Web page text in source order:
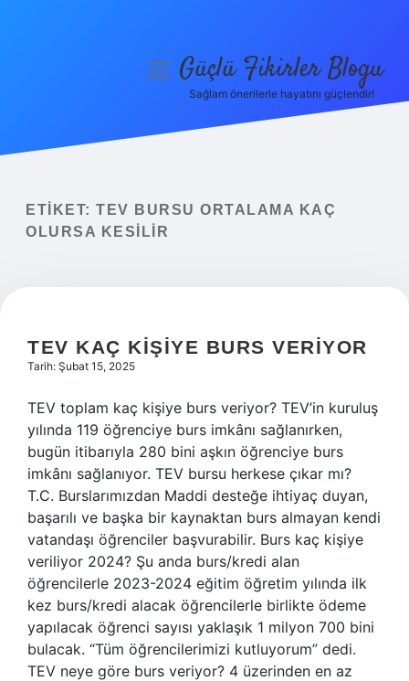
Yasal Uyarı
menüyüGüçlü Fikirler Blogu
Sağlam önerilerle hayatını güçlendir!
ETIKET: TEV BURSU ORTALAMA KAÇ
OLURSA KESILIR
TEV KAÇ KIŞIYE BURS VERIYOR
Tarih: Şubat 15, 2025
TEV toplam kaç kişiye burs veriyor? TEV’in kuruluş
yılında 119 öğrenciye burs imkânı sağlanırken,
bugün itibarıyla 280 bini aşkın öğrenciye burs
imkânı sağlanıyor. TEV bursu herkese çıkar mı?
T.C. Burslarımızdan Maddi desteğe ihtiyaç duyan,
başarılı ve başka bir kaynaktan burs almayan kendi
vatandaşı öğrenciler başvurabilir. Burs kaç kişiye
veriliyor 2024? Şu anda burs/kredi alan
öğrencilerle 2023-2024 eğitim öğretim yılında ilk
kez burs/kredi alacak öğrencilerle birlikte ödeme
yapılacak öğrenci sayısı yaklaşık 1 milyon 700 bini
bulacak. “Tüm öğrencilerimizi kutluyorum” dedi.
TEV neye göre burs veriyor? 4 üzerinden en az